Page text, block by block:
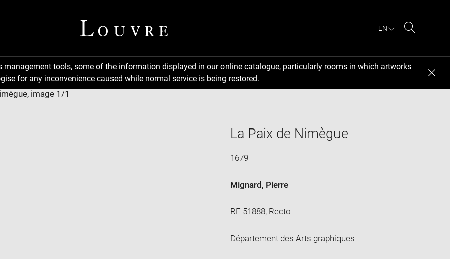
EN
management tools, some of the information displayed in our online catalogue, particularly rooms in which artworks
for any inconvenience caused while normal service is being restored.
La Paix de Nimègue
1679
Mignard, Pierre
RF 51888, Recto
Département des Arts graphiques